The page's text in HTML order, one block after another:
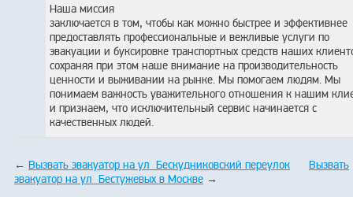
Наша миссия
заключается в том, чтобы как можно быстрее и эффективнее
предоставлять профессиональные и вежливые услуги по
эвакуации и буксировке транспортных средств наших
сохраняя при этом наше внимание на производительность
ценности и выживании на рынке. Мы помогаем людям. Мы
понимаем важность уважительного отношения к нашим
и признаем, что исключительный сервис начинается с
качественных людей.
← Вызвать эвакуатор на ул Бескудниковский переулок
Вызвать
эвакуатор на ул Бестужевых в Москве →